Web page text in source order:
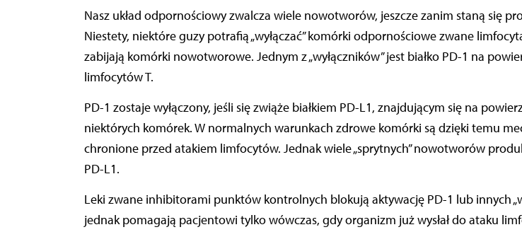
Nasz układ odpornościowy zwalcza wiele nowotworów, jeszcze zanim staną się
Niestety, niektóre guzy potrafią „wyłączać” komórki odpornościowe zwane
zabijają komórki nowotworowe. Jednym z „wyłączników” jest białko PD-1 na
limfocytów T.
PD-1 zostaje wyłączony, jeśli się zwiąże białkiem PD-L1, znajdującym się na
niektórych komórek. W normalnych warunkach zdrowe komórki są dzięki temu
chronione przed atakiem limfocytów. Jednak wiele „sprytnych” nowotworów
PD-L1.
Leki zwane inhibitorami punktów kontrolnych blokują aktywację PD-1 lub innych
jednak pomagają pacjentowi tylko wówczas, gdy organizm już wysłał do ataku